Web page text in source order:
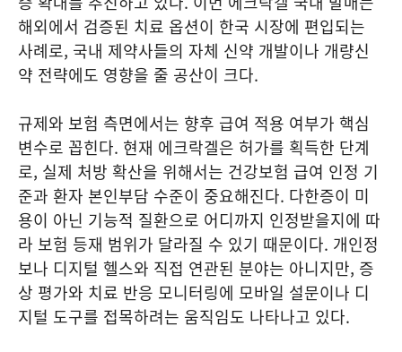
해외에서 검증된 치료 옵션이 한국 시장에 편입되는
사례로, 국내 제약사들의 자체 신약 개발이나 개량신
약 전략에도 영향을 줄 공산이 크다.
규제와 보험 측면에서는 향후 급여 적용 여부가 핵심
변수로 꼽힌다. 현재 에크락겔은 허가를 획득한 단계
로, 실제 처방 확산을 위해서는 건강보험 급여 인정 기
준과 환자 본인부담 수준이 중요해진다. 다한증이 미
용이 아닌 기능적 질환으로 어디까지 인정받을지에 따
라 보험 등재 범위가 달라질 수 있기 때문이다. 개인정
보나 디지털 헬스와 직접 연관된 분야는 아니지만, 증
상 평가와 치료 반응 모니터링에 모바일 설문이나 디
지털 도구를 접목하려는 움직임도 나타나고 있다.